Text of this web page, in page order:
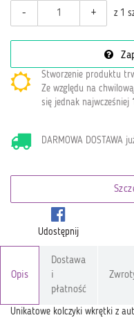
- + z 1
Stworzenie produktu
Ze względu na
się jednak najwcześniej
DARMOWA DOSTAWA
Udostępnij
Opis
Dostawa
i
płatność
Unikatowe kolczyki wkrętki z